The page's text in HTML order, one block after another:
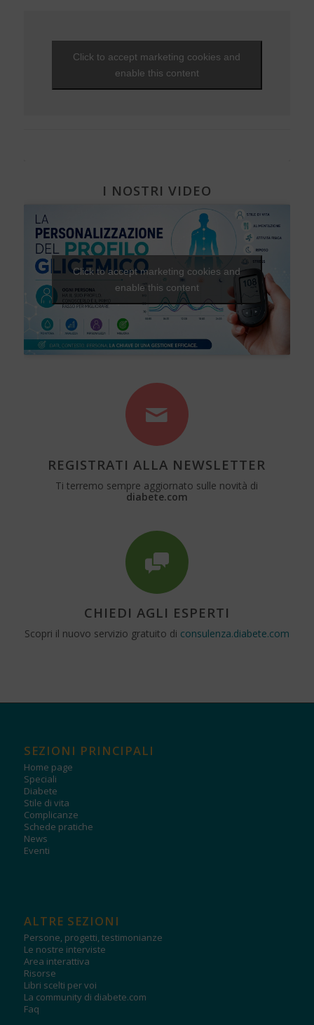
Diabete, cuore e vasi
Click to accept marketing cookies and
enable this content
I NOSTRI VIDEO
Click to accept marketing cookies and
enable this content
REGISTRATI ALLA NEWSLETTER
Ti terremo sempre aggiornato sulle novità di
diabete.com
CHIEDI AGLI ESPERTI
Scopri il nuovo servizio gratuito di consulenza.diabete.com
SEZIONI PRINCIPALI
Home page
Speciali
Diabete
Stile di vita
Complicanze
Schede pratiche
News
Eventi
ALTRE SEZIONI
Persone, progetti, testimonianze
Le nostre interviste
Area interattiva
Risorse
Libri scelti per voi
La community di diabete.com
Faq